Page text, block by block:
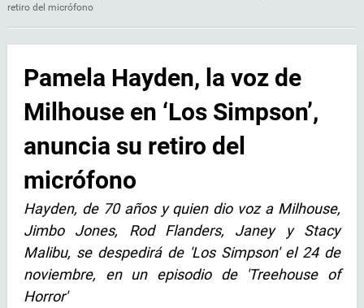
retiro del micrófono
Pamela Hayden, la voz de
Milhouse en ‘Los Simpson’,
anuncia su retiro del
micrófono
Hayden, de 70 años y quien dio voz a Milhouse,
Jimbo Jones, Rod Flanders, Janey y Stacy
Malibu, se despedirá de 'Los Simpson' el 24 de
noviembre, en un episodio de 'Treehouse of
Horror'